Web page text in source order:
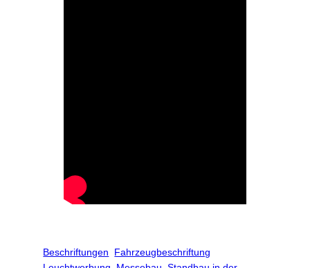
Beschriftungen
Fahrzeugbeschriftung